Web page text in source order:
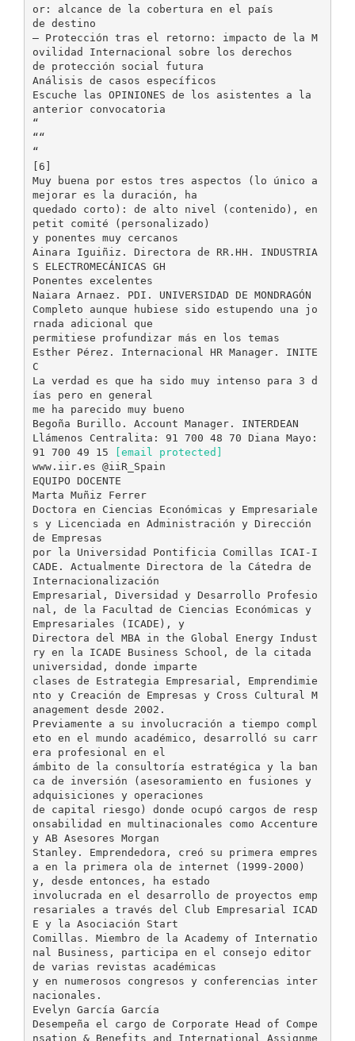
or: alcance de la cobertura en el país
de destino
– Protección tras el retorno: impacto de la M
ovilidad Internacional sobre los derechos
de protección social futura
Análisis de casos específicos
Escuche las OPINIONES de los asistentes a la
anterior convocatoria
“
““
“
[6]
Muy buena por estos tres aspectos (lo único a
mejorar es la duración, ha
quedado corto): de alto nivel (contenido), en
petit comité (personalizado)
y ponentes muy cercanos
Ainara Iguiñiz. Directora de RR.HH. INDUSTRIA
S ELECTROMECÁNICAS GH
Ponentes excelentes
Naiara Arnaez. PDI. UNIVERSIDAD DE MONDRAGÓN
Completo aunque hubiese sido estupendo una jo
rnada adicional que
permitiese profundizar más en los temas
Esther Pérez. Internacional HR Manager. INITE
C
La verdad es que ha sido muy intenso para 3 d
ías pero en general
me ha parecido muy bueno
Begoña Burillo. Account Manager. INTERDEAN
Llámenos Centralita: 91 700 48 70 Diana Mayo:
91 700 49 15
[email protected]
www.iir.es @iiR_Spain
EQUIPO DOCENTE
Marta Muñiz Ferrer
Doctora en Ciencias Económicas y Empresariale
s y Licenciada en Administración y Dirección
de Empresas
por la Universidad Pontificia Comillas ICAI-I
CADE. Actualmente Directora de la Cátedra de
Internacionalización
Empresarial, Diversidad y Desarrollo Profesio
nal, de la Facultad de Ciencias Económicas y
Empresariales (ICADE), y
Directora del MBA in the Global Energy Indust
ry en la ICADE Business School, de la citada
universidad, donde imparte
clases de Estrategia Empresarial, Emprendimie
nto y Creación de Empresas y Cross Cultural M
anagement desde 2002.
Previamente a su involucración a tiempo compl
eto en el mundo académico, desarrolló su carr
era profesional en el
ámbito de la consultoría estratégica y la ban
ca de inversión (asesoramiento en fusiones y
adquisiciones y operaciones
de capital riesgo) donde ocupó cargos de resp
onsabilidad en multinacionales como Accenture
y AB Asesores Morgan
Stanley. Emprendedora, creó su primera empres
a en la primera ola de internet (1999-2000)
y, desde entonces, ha estado
involucrada en el desarrollo de proyectos emp
resariales a través del Club Empresarial ICAD
E y la Asociación Start
Comillas. Miembro de la Academy of Internatio
nal Business, participa en el consejo editor
de varias revistas académicas
y en numerosos congresos y conferencias inter
nacionales.
Evelyn García García
Desempeña el cargo de Corporate Head of Compe
nsation & Benefits and International Assignme